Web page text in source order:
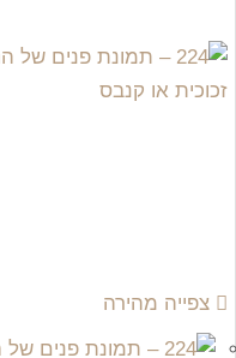
צפייה מהירה